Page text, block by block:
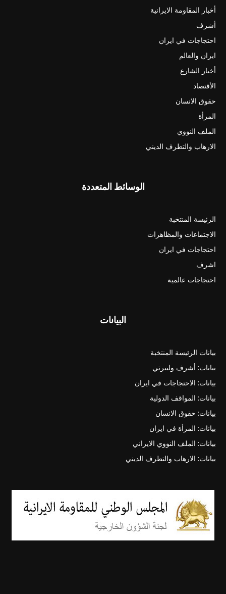
أخبار المقاومة الايرانية
أشرف
احتجاجات في ايران
ايران والعالم
أخبار الشارع
الأقتصاد
حقوق الانسان
المرأة
الملف النووي
الارهاب والتطرف الديني
الوسائط المتعددة
الرئيسة المنتخبة
الاجتماعات والمظاهرات
احتجاجات في ايران
اشرف
احتجاجات عالمية
البيانات
بيانات الرئيسة المنتخبة
بيانات: أشرف وليبرتي
بيانات: الاحتجاجات في ايران
بيانات: المواقف الدولية
بيانات: حقوق الانسان
بيانات: المرأة في ايران
بيانات: الملف النووي الايراني
بيانات: الارهاب والتطرف الديني